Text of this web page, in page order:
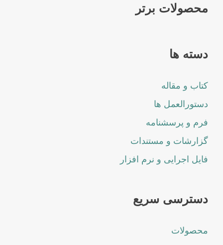
محصولات برتر
دسته ها
کتاب و مقاله
دستورالعمل ها
فرم و پرسشنامه
گزارشات و مستندات
فایل اجرایی و نرم افزار
دسترسی سریع
محصولات